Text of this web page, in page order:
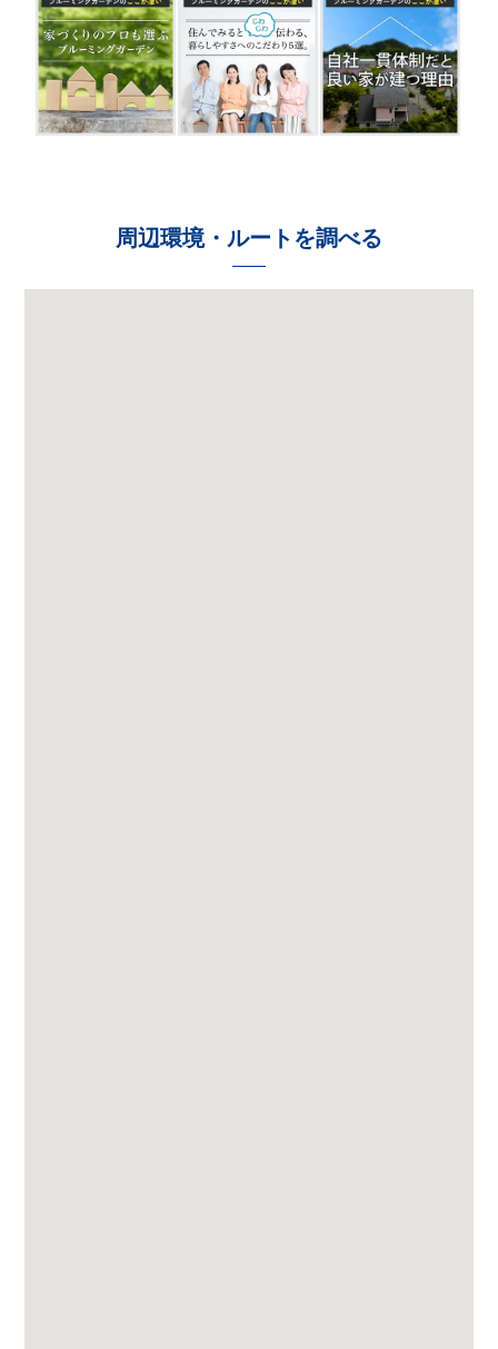
周辺環境・ルートを調べる